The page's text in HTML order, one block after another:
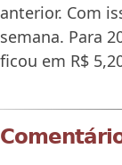
anterior. Com
semana. Para
ficou em R$